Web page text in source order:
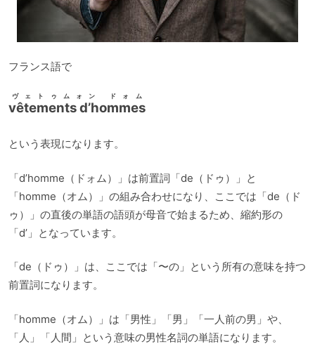
フランス語で
vêtements d’hommes
ヴェトゥムォン ドォム
という表現になります。
「d’homme（ドォム）」は前置詞「de（ドゥ）」と
「homme（オム）」の組み合わせになり、ここでは「de（ド
ゥ）」の直後の単語の語頭が母音で始まるため、縮約形の
「d’」となっています。
「de（ドゥ）」は、ここでは「〜の」という所有の意味を持つ
前置詞になります。
「homme（オム）」は「男性」「男」「一人前の男」や、
「人」「人間」という意味の男性名詞の単語になります。